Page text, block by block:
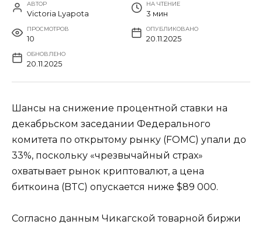
АВТОР
Victoria Lyapota
НА ЧТЕНИЕ
3 мин
ПРОСМОТРОВ
10
ОПУБЛИКОВАНО
20.11.2025
ОБНОВЛЕНО
20.11.2025
Шансы на снижение процентной ставки на
декабрьском заседании Федерального
комитета по открытому рынку (FOMC) упали до
33%, поскольку «чрезвычайный страх»
охватывает рынок криптовалют, а цена
биткоина (BTC) опускается ниже $89 000.
Согласно данным Чикагской товарной биржи